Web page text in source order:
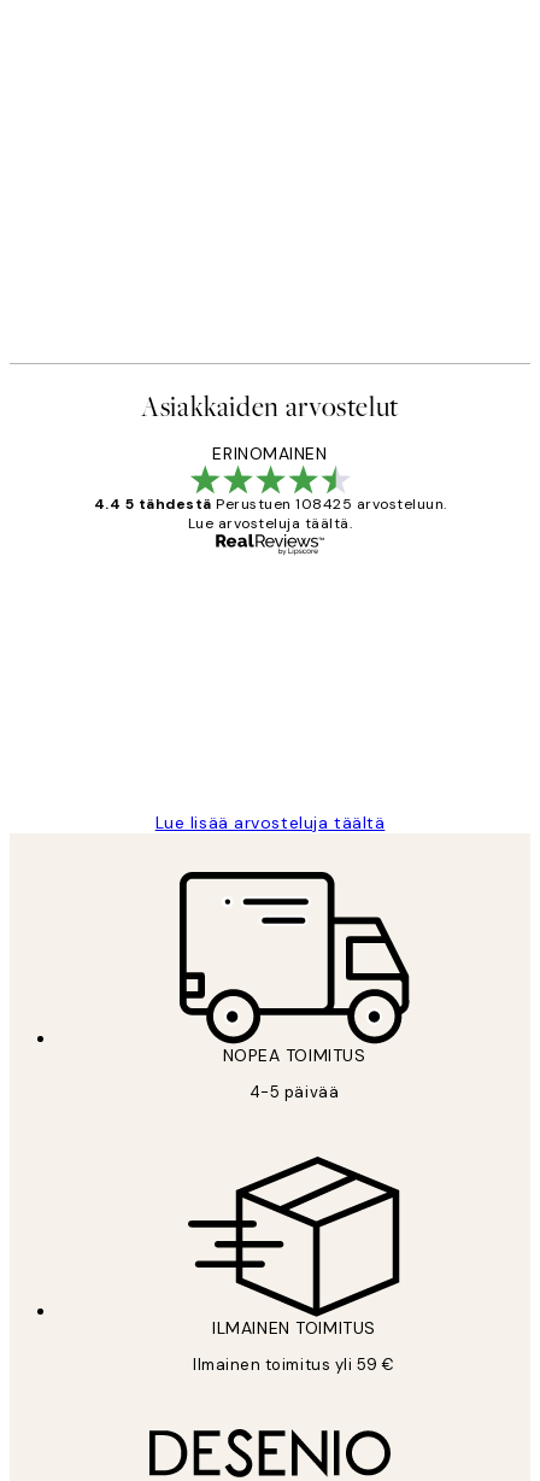
Asiakkaiden arvostelut
ERINOMAINEN
4.4 5 tähdestä Perustuen 108425 arvosteluun.
Lue arvosteluja täältä.
Lue lisää arvosteluja täältä
NOPEA TOIMITUS
4-5 päivää
ILMAINEN TOIMITUS
Ilmainen toimitus yli 59 €